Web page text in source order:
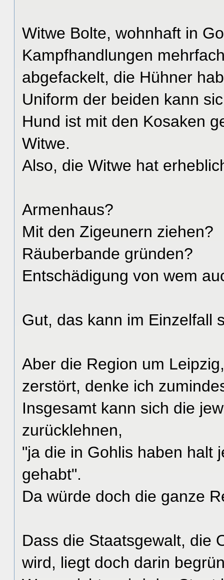
Witwe Bolte, wohnhaft in
Kampfhandlungen
abgefackelt, die Hühner
Uniform der beiden kann
Hund ist mit den Kosaken
Witwe.
Also, die Witwe hat
Armenhaus?
Mit den Zigeunern ziehen?
Räuberbande gründen?
Entschädigung von wem
Gut, das kann im Einzelfall
Aber die Region um
zerstört, denke ich
Insgesamt kann sich die
zurücklehnen,
"ja die in Gohlis haben halt
gehabt".
Da würde doch die ganze
Dass die Staatsgewalt, die
wird, liegt doch darin